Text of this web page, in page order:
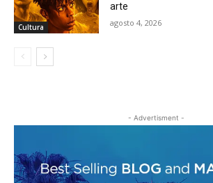
Cultura
arte
agosto 4, 2026
- Advertisment -